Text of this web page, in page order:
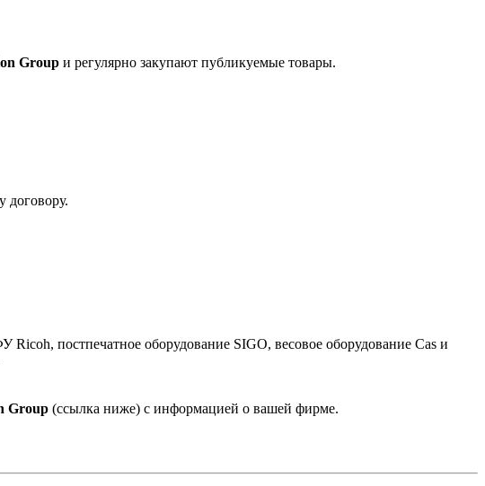
Group и регулярно закупают публикуемые товары.
договору.
постпечатное оборудование SIGO, весовое оборудование Cas и
Group (ссылка ниже) с информацией о вашей фирме.